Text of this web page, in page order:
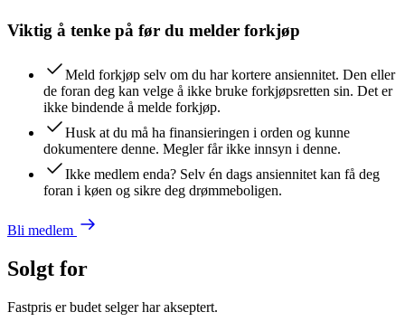
Viktig å tenke på før du melder forkjøp
Meld forkjøp selv om du har kortere ansiennitet. Den eller
de foran deg kan velge å ikke bruke forkjøpsretten sin. Det er
ikke bindende å melde forkjøp.
Husk at du må ha finansieringen i orden og kunne
dokumentere denne. Megler får ikke innsyn i denne.
Ikke medlem enda? Selv én dags ansiennitet kan få deg
foran i køen og sikre deg drømmeboligen.
Bli medlem
Solgt for
Fastpris er budet selger har akseptert.